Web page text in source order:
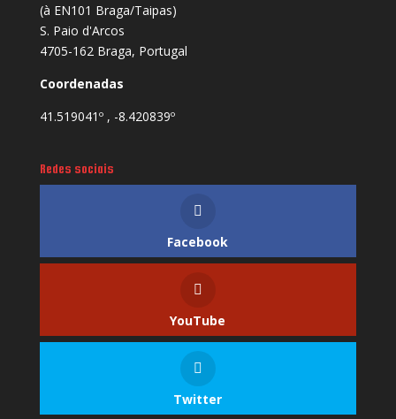
(à EN101 Braga/Taipas)
S. Paio d'Arcos
4705-162 Braga, Portugal
Coordenadas
41.519041º , -8.420839º
Redes sociais
Facebook
YouTube
Twitter